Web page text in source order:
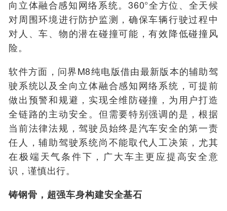
向立体融合感知网络系统。 360°全方位、全天候
对周围环境进行防护监测，确保车辆行驶过程中
对人、车、物的潜在碰撞可能，有效降低碰撞风
险。
软件方面， 问界M8纯电版借由最新版本的辅助驾
驶系统以及全向立体融合感知网络系统，可提前
做出预警和规避，实现全维防碰撞 ，为用户打造
全链路的主动安全。但需要特别强调的是，根据
当前法律法规，驾驶员始终是汽车安全的第一责
任人，辅助驾驶系统尚不能取代人工决策，尤其
在极端天气条件下，广大车主更应提高安全意
识，谨慎出行。
铸钢骨，超强车身构建安全基石